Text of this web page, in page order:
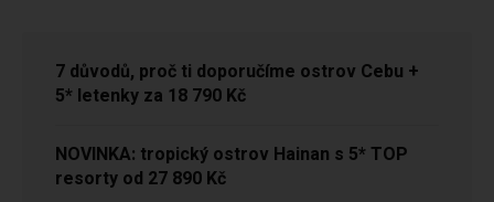
7 důvodů, proč ti doporučíme ostrov Cebu +
5* letenky za 18 790 Kč
NOVINKA: tropický ostrov Hainan s 5* TOP
resorty od 27 890 Kč